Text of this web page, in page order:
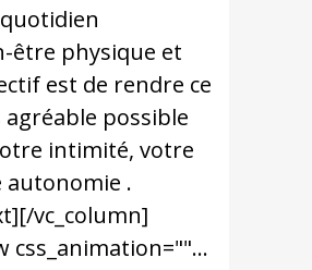
être physique et
est de rendre ce
possible
intimité, votre
.
vc_column]
css_animation=""...